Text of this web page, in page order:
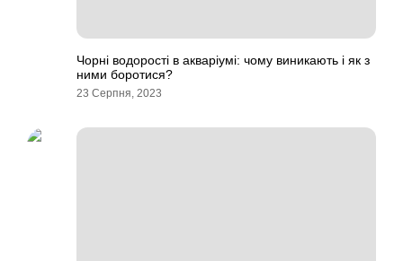
Чорні водорості в акваріумі: чому виникають і як з
ними боротися?
23 Серпня, 2023